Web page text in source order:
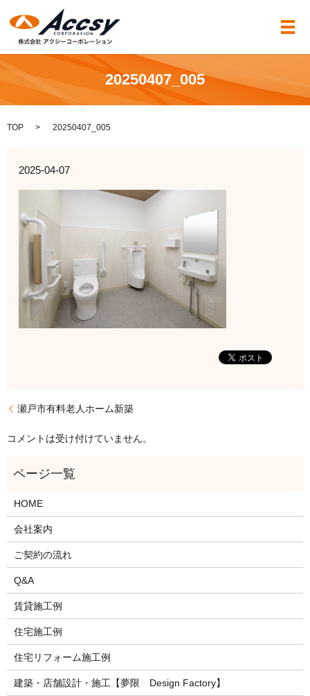
メ
20250407_005
TOP 20250407_005
2025-04-07
瀬戸市有料老人ホーム新築
コメントは受け付けていません。
HOME
会社案内
ご契約の流れ
Q&A
賃貸施工例
住宅施工例
住宅リフォーム施工例
建築・店舗設計・施工【夢限 Design Factory】